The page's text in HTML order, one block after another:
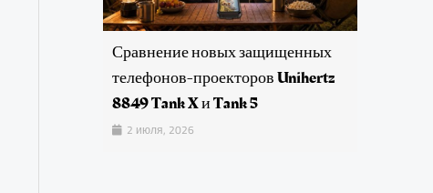
Сравнение новых защищенных
телефонов-проекторов Unihertz
8849 Tank X и Tank 5
2 июля, 2026